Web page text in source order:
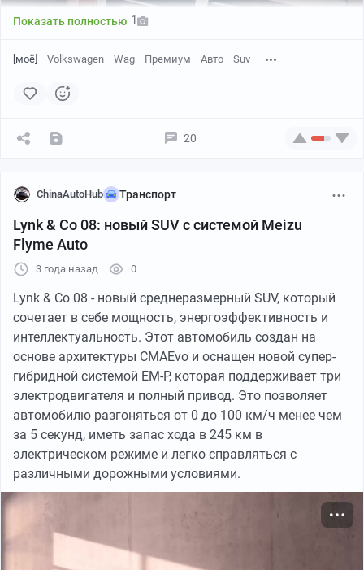
тяжелых условиях эксплуатации.
Toyota Hilux Surf SSR фрагмент из официального каталога.
iamGaNgStA
Однако в 1985 году Toyota совершила важный шаг к
комфорту, заменив переднюю рессорную подвеску на
независимую торсионную на двойных поперечных
рычагах, что значительно улучшило управляемость на
дорогах.
Показать полностью 1
[моё] Volkswagen Wag Премиум Авто Suv
20
ChinaAutoHub Транспорт
Lynk & Co 08: новый SUV с системой Meizu
Flyme Auto
3 года назад 0
Lynk & Co 08 - новый среднеразмерный SUV, который
сочетает в себе мощность, энергоэффективность и
интеллектуальность. Этот автомобиль создан на
основе архитектуры CMAEvo и оснащен новой супер-
гибридной системой EM-P, которая поддерживает три
электродвигателя и полный привод. Это позволяет
автомобилю разгоняться от 0 до 100 км/ч менее чем
за 5 секунд, иметь запас хода в 245 км в
электрическом режиме и легко справляться с
различными дорожными условиями.